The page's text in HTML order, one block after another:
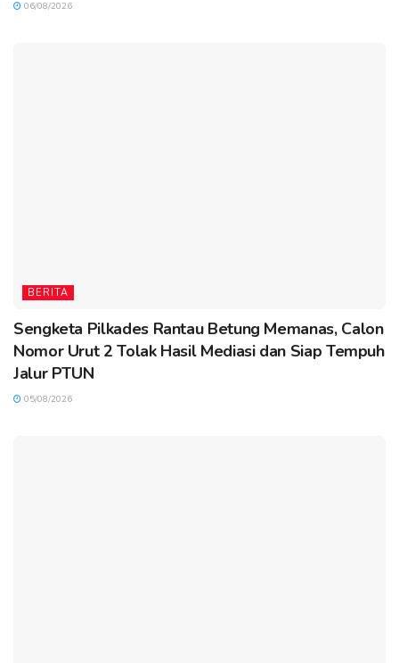
06/08/2026
BERITA
Sengketa Pilkades Rantau Betung Memanas, Calon
Nomor Urut 2 Tolak Hasil Mediasi dan Siap Tempuh
Jalur PTUN
05/08/2026